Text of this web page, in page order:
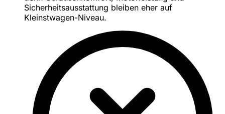
Sicherheitsausstattung bleiben eher auf
Kleinstwagen-Niveau.